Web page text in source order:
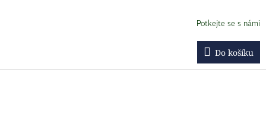
Potkejte se s námi
Do košíku